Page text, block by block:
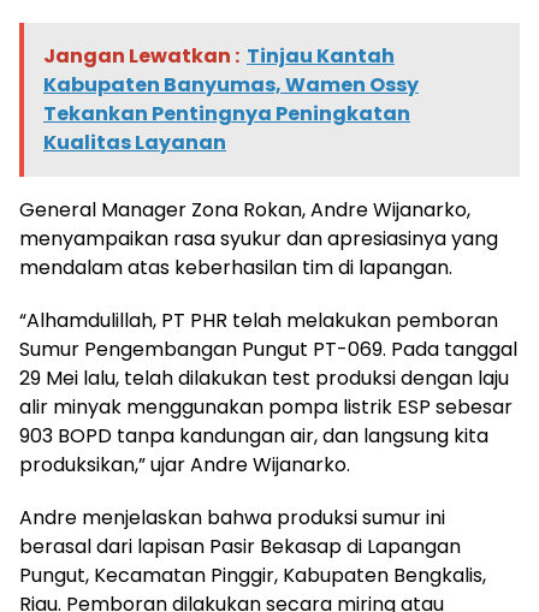
Jangan Lewatkan : Tinjau Kantah
Kabupaten Banyumas, Wamen Ossy
Tekankan Pentingnya Peningkatan
Kualitas Layanan
General Manager Zona Rokan, Andre Wijanarko,
menyampaikan rasa syukur dan apresiasinya yang
mendalam atas keberhasilan tim di lapangan.
“Alhamdulillah, PT PHR telah melakukan pemboran
Sumur Pengembangan Pungut PT-069. Pada tanggal
29 Mei lalu, telah dilakukan test produksi dengan laju
alir minyak menggunakan pompa listrik ESP sebesar
903 BOPD tanpa kandungan air, dan langsung kita
produksikan,” ujar Andre Wijanarko.
Andre menjelaskan bahwa produksi sumur ini
berasal dari lapisan Pasir Bekasap di Lapangan
Pungut, Kecamatan Pinggir, Kabupaten Bengkalis,
Riau. Pemboran dilakukan secara miring atau